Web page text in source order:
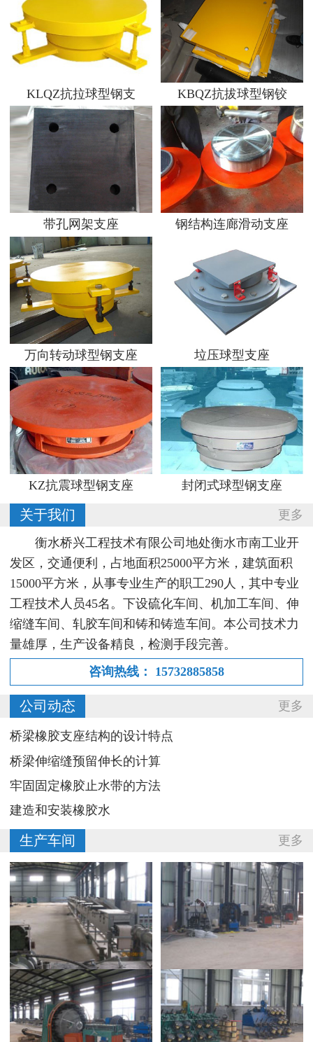
KLQZ抗拉球型钢支 KBQZ抗拔球型钢铰
带孔网架支座 钢结构连廊滑动支座
万向转动球型钢支座 垃压球型支座
KZ抗震球型钢支座 封闭式球型钢支座
更多
关于我们
衡水桥兴工程技术有限公司地处衡水市南工业开
发区，交通便利，占地面积25000平方米，建筑面积
15000平方米，从事专业生产的职工290人，其中专业
工程技术人员45名。下设硫化车间、机加工车间、伸
缩缝车间、轧胶车间和铸和铸造车间。本公司技术力
量雄厚，生产设备精良，检测手段完善。
咨询热线：
15732885858
更多
公司动态
桥梁橡胶支座结构的设计特点
桥梁伸缩缝预留伸长的计算
牢固固定橡胶止水带的方法
建造和安装橡胶水
更多
生产车间